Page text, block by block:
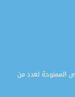
الممنوحة لعدد من